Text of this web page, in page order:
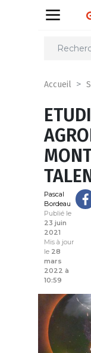
Partager
Accueil
Pascal
Bordeau
Publié le
23 juin
2021
Mis à jour
le 28
mars
2022 à
10:59